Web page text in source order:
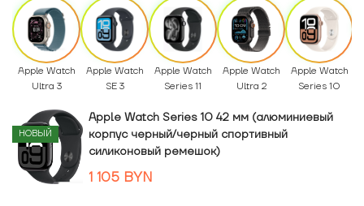
Apple Watch
Ultra 3
Apple Watch
SE 3
Apple Watch
Series 11
Apple Watch
Ultra 2
Apple Watch
Series 10
НОВЫЙ
Apple Watch Series 10 42 мм (алюминиевый
корпус черный/черный спортивный
силиконовый ремешок)
1 105 BYN